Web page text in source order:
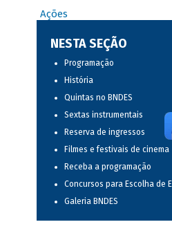
Ações
NESTA SEÇÃO
Programação
História
Quintas no BNDES
Sextas instrumentais
Reserva de ingressos
Filmes e festivais de cinema
Receba a programação
Concursos para Escolha de
Galeria BNDES